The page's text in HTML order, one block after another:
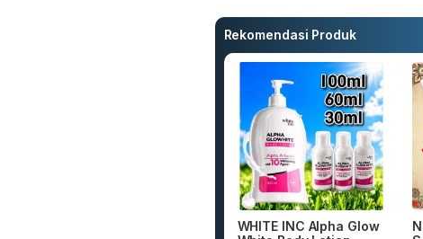
Rekomendasi Produk
WHITE INC Alpha Glow